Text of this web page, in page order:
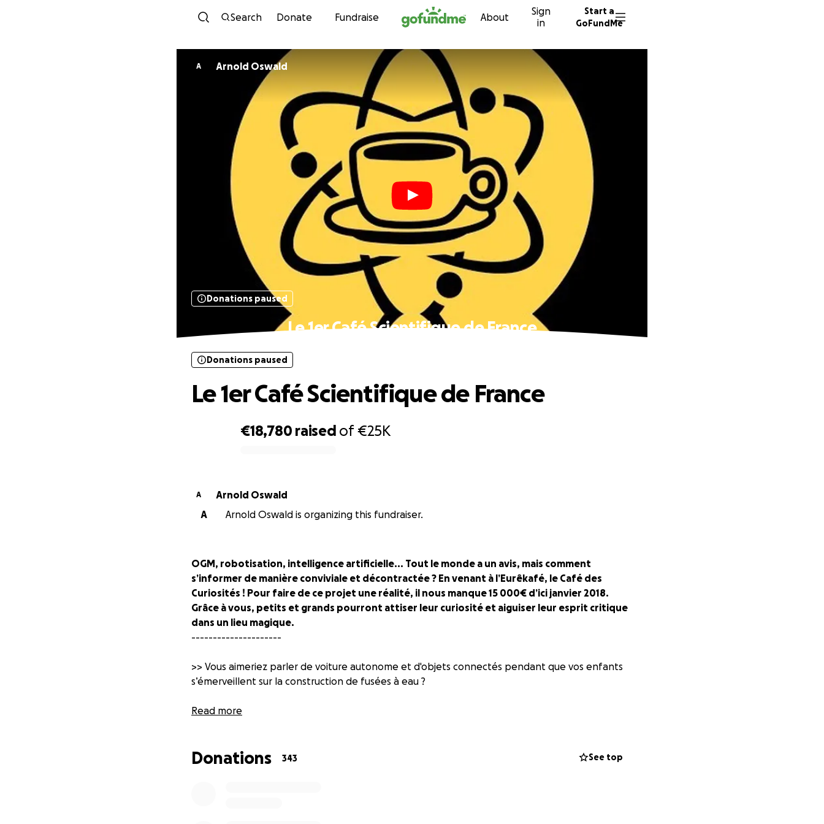
Skip to content
Search Donate Fundraise About
Sign
in
Start a
GoFundMe
A Arnold Oswald
Donations paused
Le 1er Café Scientifique de France
€18,780 raised of€25K
Donations paused
Le 1er Café Scientifique de France
A
Arnold Oswald
A
Arnold Oswald is organizing this fundraiser.
OGM, robotisation, intelligence artificielle... Tout le monde a un avis, mais comment
s’informer de manière conviviale et décontractée ? En venant à l’Eurêkafé, le Café des
Curiosités ! Pour faire de ce projet une réalité, il nous manque 15 000€ d’ici janvier 2018.
Grâce à vous, petits et grands pourront attiser leur curiosité et aiguiser leur esprit critique
dans un lieu magique.
---------------------
>> Vous aimeriez parler de voiture autonome et d'objets connectés pendant que vos enfants
s’émerveillent sur la construction de fusées à eau ?
>> Vous voulez participer à des débats sur l’utilisation des sciences dans la société de demain ?
Read more
Donations 343 See top